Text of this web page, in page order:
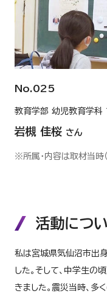
No.025
教育学部 幼児教育学科
岩槻 佳桜 さん
※所属・内容は取材当時
活動につ
私は宮城県気仙沼市出
した。そして、中学生の
きました。震災当時、多